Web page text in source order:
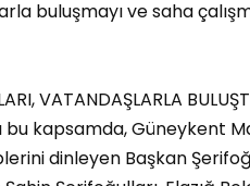
buluşmayı ve saha
VATANDAŞLARLA
bu kapsamda, Güneykent
dinleyen Başkan